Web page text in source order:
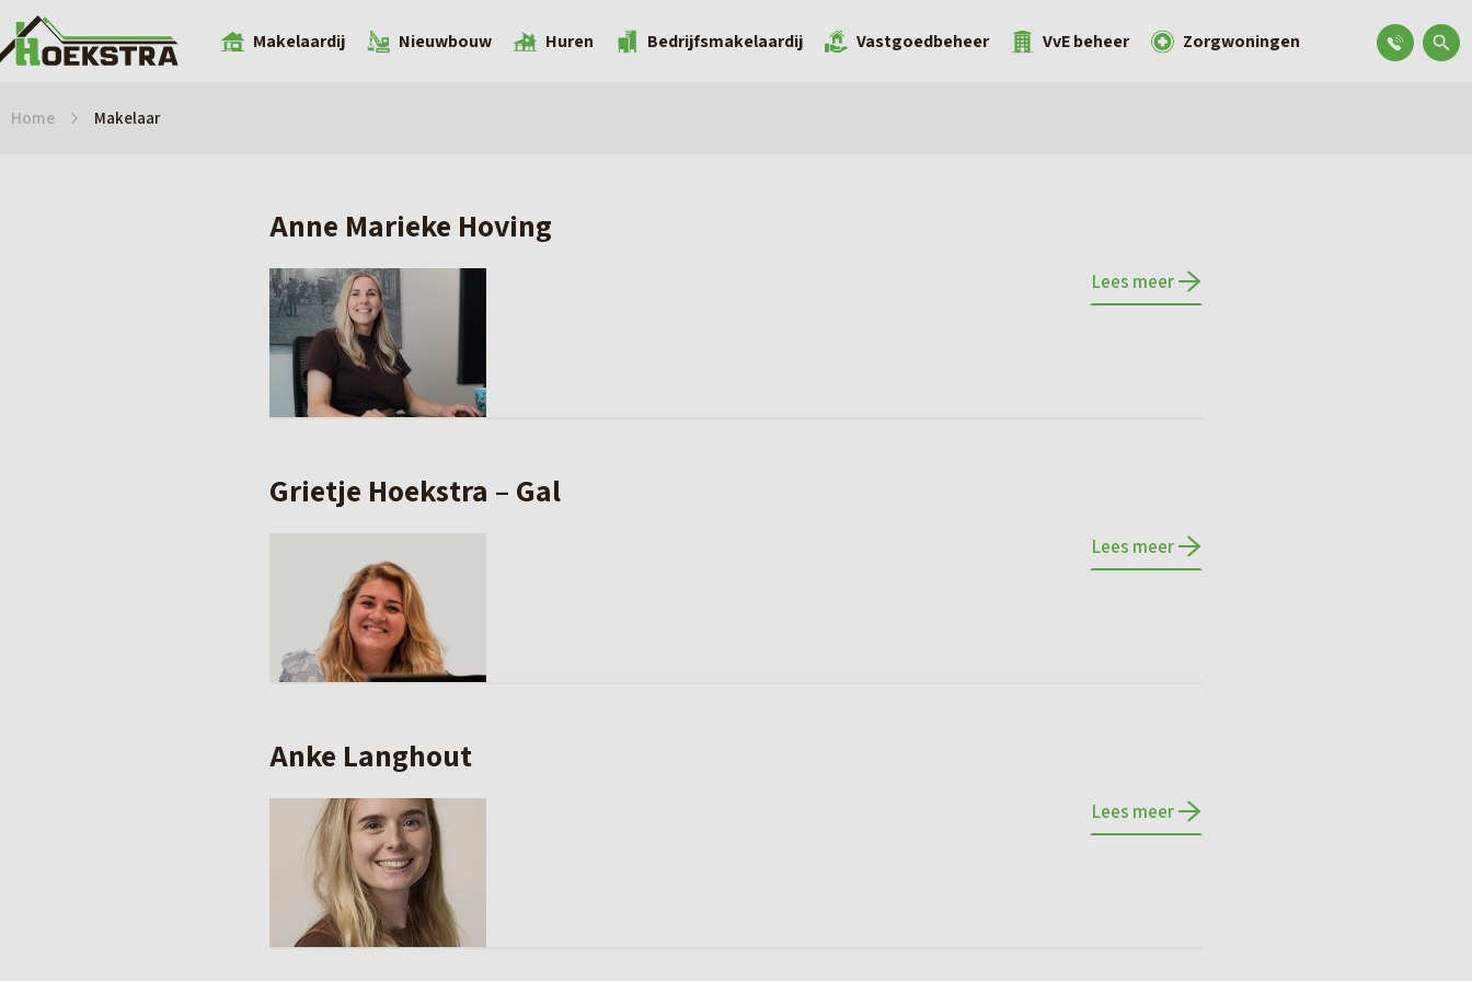
Makelaardij Nieuwbouw Huren Bedrijfsmakelaardij Vastgoedbeheer VvE beheer Zorgwoningen
Home Makelaar
Anne Marieke Hoving
Lees meer
Grietje Hoekstra – Gal
Lees meer
Anke Langhout
Lees meer